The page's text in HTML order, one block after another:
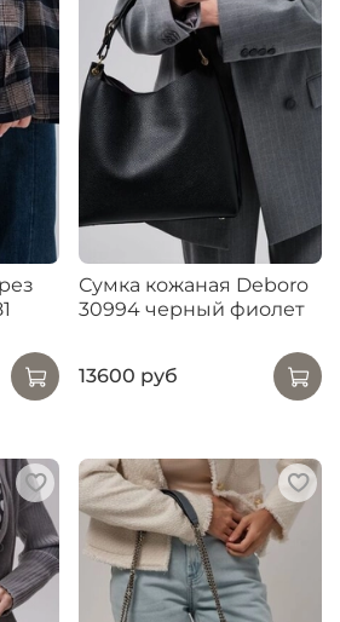
Сумка кожаная Deboro
30994 черный фиолет
13600 руб